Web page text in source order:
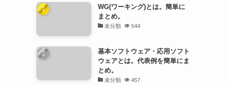
WG(ワーキング)とは。簡単に
まとめ。
未分類 544
基本ソフトウェア・応用ソフト
ウェアとは。代表例を簡単にま
とめ。
未分類 457